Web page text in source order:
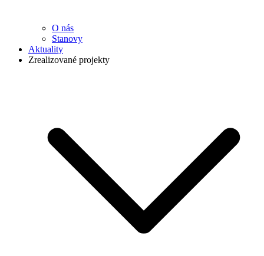
O nás
Stanovy
Aktuality
Zrealizované projekty